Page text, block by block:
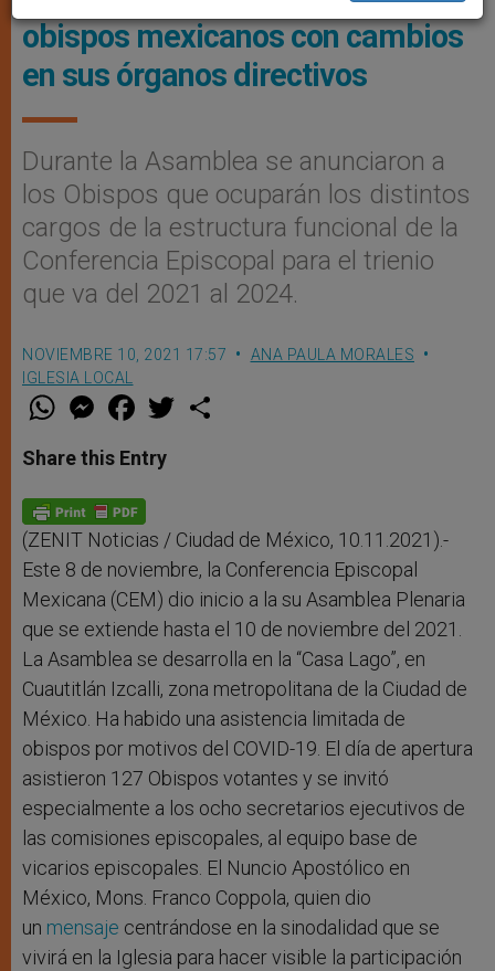
obispos mexicanos con cambios
en sus órganos directivos
Durante la Asamblea se anunciaron a
los Obispos que ocuparán los distintos
cargos de la estructura funcional de la
Conferencia Episcopal para el trienio
que va del 2021 al 2024.
NOVIEMBRE 10, 2021 17:57
ANA PAULA MORALES
IGLESIA LOCAL
W
t
s
p
p
M
e
s
e
g
e
r
F
a
e
b
o
k
w
Share this Entry
(ZENIT Noticias / Ciudad de México, 10.11.2021).-
Este 8 de noviembre, la Conferencia Episcopal
Mexicana (CEM) dio inicio a la su Asamblea Plenaria
que se extiende hasta el 10 de noviembre del 2021.
La Asamblea se desarrolla en la “Casa Lago”, en
Cuautitlán Izcalli, zona metropolitana de la Ciudad de
México. Ha habido una asistencia limitada de
obispos por motivos del COVID-19. El día de apertura
asistieron 127 Obispos votantes y se invitó
especialmente a los ocho secretarios ejecutivos de
las comisiones episcopales, al equipo base de
vicarios episcopales. El Nuncio Apostólico en
México, Mons. Franco Coppola, quien dio
un mensaje centrándose en la sinodalidad que se
vivirá en la Iglesia para hacer visible la participación